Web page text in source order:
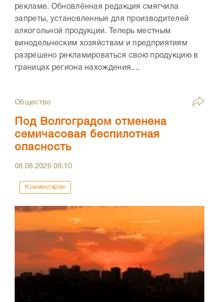
рекламе. Обновлённая редакция смягчила
запреты, установленные для производителей
алкогольной продукции. Теперь местным
винодельческим хозяйствам и предприятиям
разрешено рекламироваться свою продукцию в
границах региона нахождения....
Общество
Под Волгоградом отменена
семичасовая беспилотная
опасность
08.08.202606:10
Комментарии